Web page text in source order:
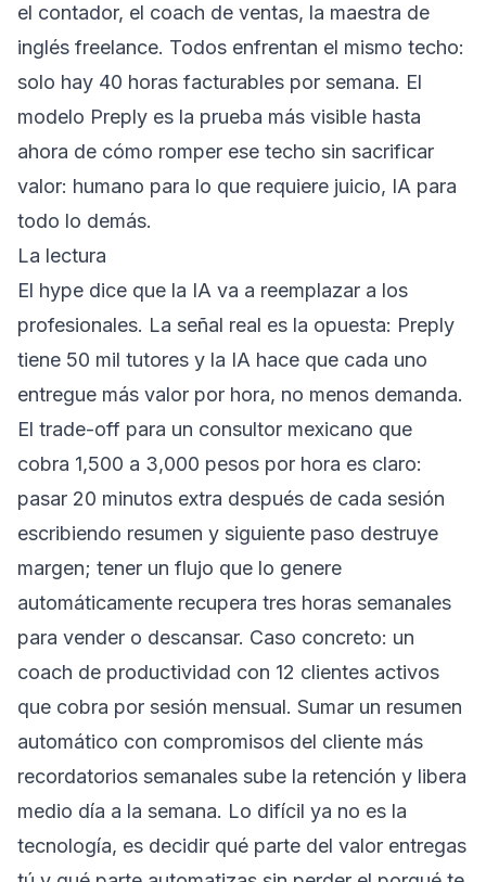
el contador, el coach de ventas, la maestra de
inglés freelance. Todos enfrentan el mismo techo:
solo hay 40 horas facturables por semana. El
modelo Preply es la prueba más visible hasta
ahora de cómo romper ese techo sin sacrificar
valor: humano para lo que requiere juicio, IA para
todo lo demás.
La lectura
El hype dice que la IA va a reemplazar a los
profesionales. La señal real es la opuesta: Preply
tiene 50 mil tutores y la IA hace que cada uno
entregue más valor por hora, no menos demanda.
El trade-off para un consultor mexicano que
cobra 1,500 a 3,000 pesos por hora es claro:
pasar 20 minutos extra después de cada sesión
escribiendo resumen y siguiente paso destruye
margen; tener un flujo que lo genere
automáticamente recupera tres horas semanales
para vender o descansar. Caso concreto: un
coach de productividad con 12 clientes activos
que cobra por sesión mensual. Sumar un resumen
automático con compromisos del cliente más
recordatorios semanales sube la retención y libera
medio día a la semana. Lo difícil ya no es la
tecnología, es decidir qué parte del valor entregas